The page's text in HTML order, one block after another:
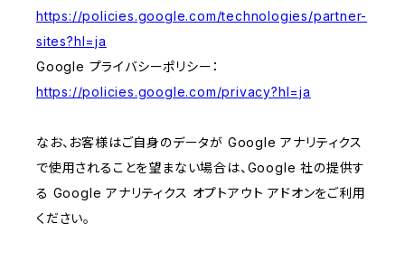
https://policies.google.com/technologies/partner-
sites?hl=ja
Google プライバシーポリシー：
https://policies.google.com/privacy?hl=ja
なお、お客様はご自身のデータが Google アナリティクス
で使用されることを望まない場合は、Google 社の提供す
る Google アナリティクス オプトアウト アドオンをご利用
ください。